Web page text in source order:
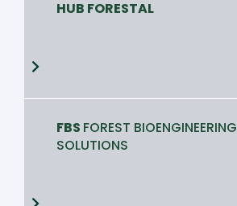
HUB FORESTAL
FBS FOREST BIOENGINEERING
SOLUTIONS